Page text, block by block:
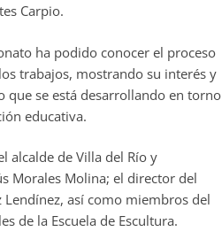
Carpio.
ha podido conocer el proceso
trabajos, mostrando su interés y
se está desarrollando en torno
educativa.
alcalde de Villa del Río y
Morales Molina; el director del
Lendínez, así como miembros del
de la Escuela de Escultura.